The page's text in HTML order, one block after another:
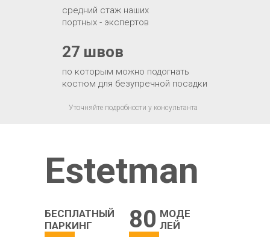
по которым можно подогнать
костюм для безупречной посадки
27 швов
средний стаж наших
портных - экспертов
Уточняйте подробности у консультанта
Estetman
БЕСПЛАТНЫЙ
ПАРКИНГ
80 МОДЕ
ЛЕЙ